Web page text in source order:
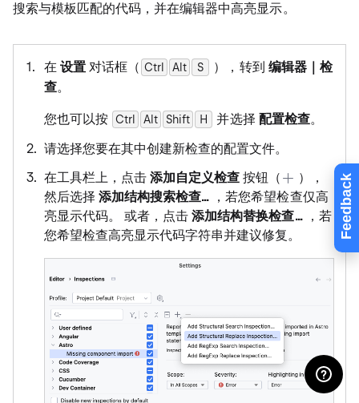
Feedback
搜索与模板匹配的代码，并在编辑器中高亮显示。
在设置 对话框（ Ctrl Alt 0
S ），转到 编辑器｜检
查。
您也可以按 Ctrl Alt Shift 0
H 并选择 配置检查。
请选择您要在其中创建新检查的配置文件。
在工具栏上，点击添加自定义检查 按钮（
），
然后选择添加结构搜索检查… ，若您希望检查仅高
亮显示代码。 或者，点击添加结构替换检查…，若
您希望检查高亮显示代码字符串并建议修复。